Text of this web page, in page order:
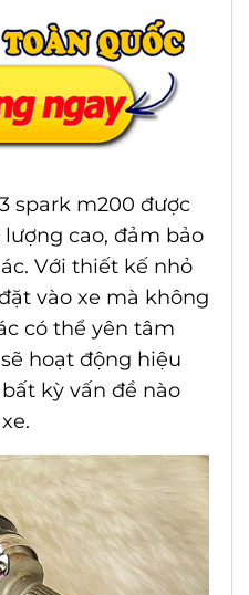
spark m200 được
cao, đảm bảo
Với thiết kế nhỏ
vào xe mà không
có thể yên tâm
hoạt động hiệu
kỳ vấn đề nào